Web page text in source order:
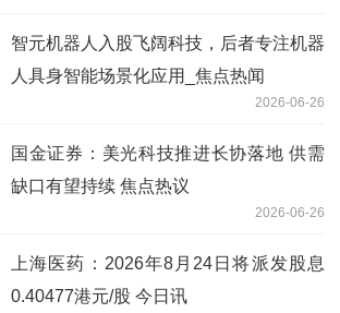
智元机器人入股飞阔科技，后者专注机器
人具身智能场景化应用_焦点热闻
2026-06-26
国金证券：美光科技推进长协落地 供需
缺口有望持续 焦点热议
2026-06-26
上海医药：2026年8月24日将派发股息
0.40477港元/股 今日讯